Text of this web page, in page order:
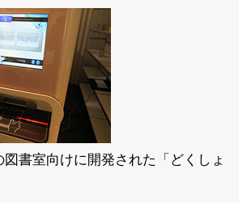
図書室向けに開発された「どくしょ